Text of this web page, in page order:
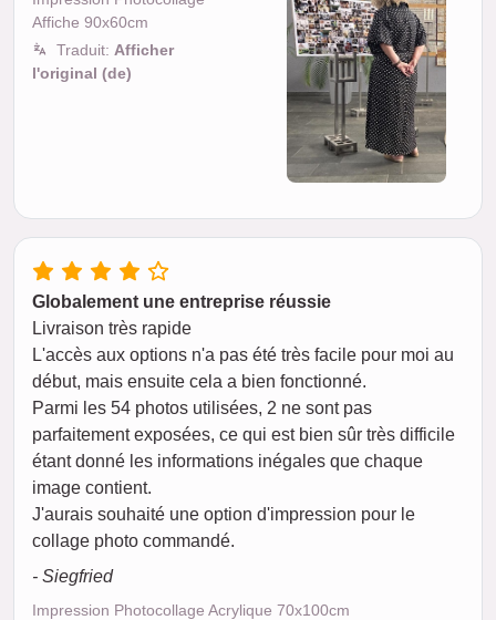
Affiche 90x60cm
Traduit: Afficher
l'original (de)
Globalement une entreprise réussie
Livraison très rapide
L'accès aux options n'a pas été très facile pour moi au
début, mais ensuite cela a bien fonctionné.
Parmi les 54 photos utilisées, 2 ne sont pas
parfaitement exposées, ce qui est bien sûr très difficile
étant donné les informations inégales que chaque
image contient.
J'aurais souhaité une option d'impression pour le
collage photo commandé.
- Siegfried
Impression Photocollage Acrylique 70x100cm